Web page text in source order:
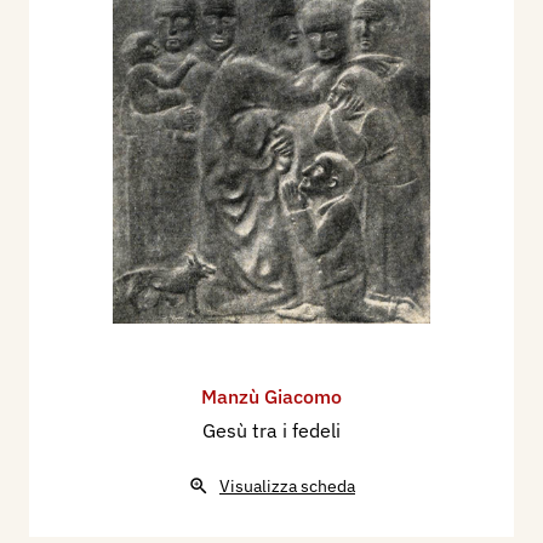
Manzù Giacomo
Gesù tra i fedeli
Visualizza scheda